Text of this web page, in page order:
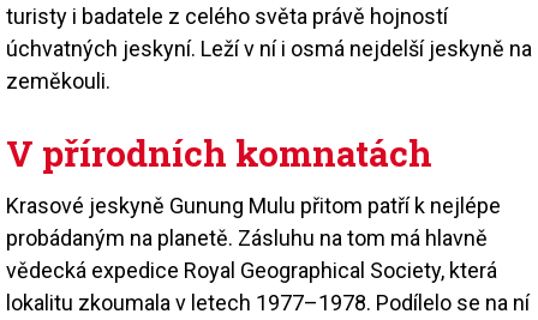
turisty i badatele z celého světa právě hojností
úchvatných jeskyní. Leží v ní i osmá nejdelší jeskyně na
zeměkouli.
V přírodních komnatách
Krasové jeskyně Gunung Mulu přitom patří k nejlépe
probádaným na planetě. Zásluhu na tom má hlavně
vědecká expedice Royal Geographical Society, která
lokalitu zkoumala v letech 1977–1978. Podílelo se na ní